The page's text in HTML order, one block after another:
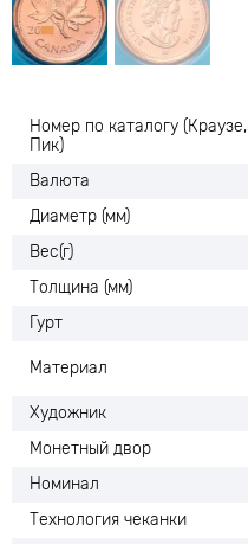
Номер по каталогу (Краузе,
Пик)
Валюта
Диаметр (мм)
Вес(г)
Толщина (мм)
Гурт
Материал
Художник
Монетный двор
Номинал
Технология чеканки